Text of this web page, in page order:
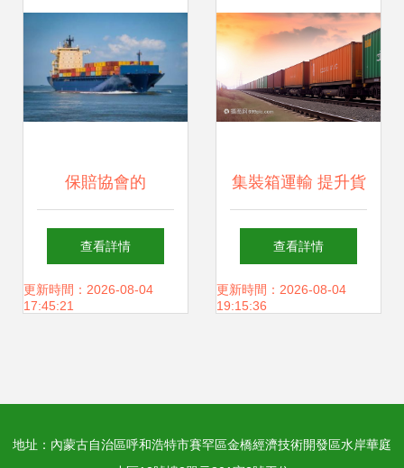
保賠協會的
Reminders與諾亞
保險經紀的提示 航
查看詳情
更新時間：2026-08-04
17:45:21
集裝箱運輸 提升貨
物運輸效率的關鍵
技術
查看詳情
更新時間：2026-08-04
19:15:36
地址：內蒙古自治區呼和浩特市賽罕區金橋經濟技術開發區水岸華庭